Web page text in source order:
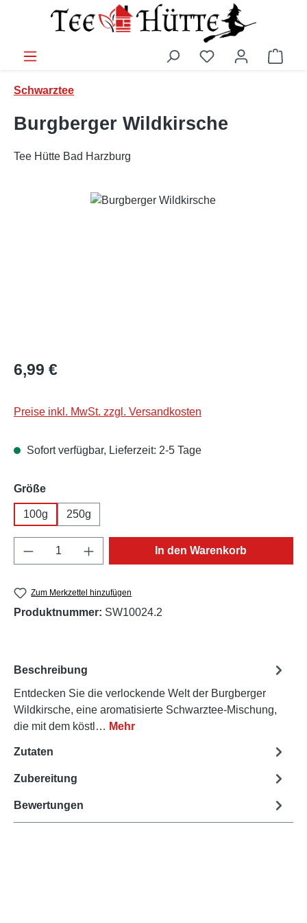
Zum Hauptinhalt springen
Schwarztee
Burgberger Wildkirsche
Tee Hütte Bad Harzburg
Bildergalerie überspringen
Regulärer Preis:
6,99 €
Preise inkl. MwSt. zzgl. Versandkosten
Sofort verfügbar, Lieferzeit: 2-5 Tage
Größeauswählen
100g 250g
Produkt Anzahl: Gib den gewünschten
In den Warenkorb
Zum Merkzettel hinzufügen
Produktnummer: SW10024.2
Beschreibung
Entdecken Sie die verlockende Welt der Burgberger
Wildkirsche, eine aromatisierte Schwarztee-Mischung,
die mit dem köstl… Mehr
Zutaten
Zubereitung
Bewertungen